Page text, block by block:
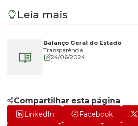
Leia mais
Balanço Geral do Estado
Transparência
24/06/2024
Compartilhar esta página
LinkedIn Facebook